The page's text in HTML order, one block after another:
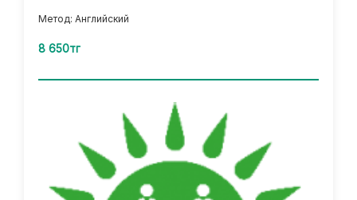
Метод: Английский
8 650тг